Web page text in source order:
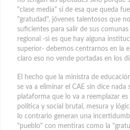
"clase media" si de esa que queda
"gratudad", jóvenes talentosos que
suficientes para salir de sus comunas
regional -si es que hay alguna
superior- debemos centrarnos en la
claro eso no vende portadas en los
El hecho que la ministra de
se va a eliminar el CAE sin dice nada
plataforma que lo va a reemplazar
política y social brutal, mesura y
lo contrario generan una
"pueblo" con mentiras como la